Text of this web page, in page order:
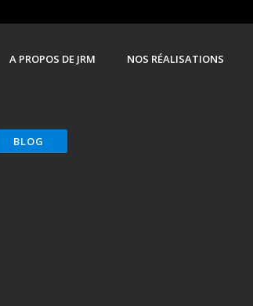
A PROPOS DE JRM NOS RÉALISATIONS